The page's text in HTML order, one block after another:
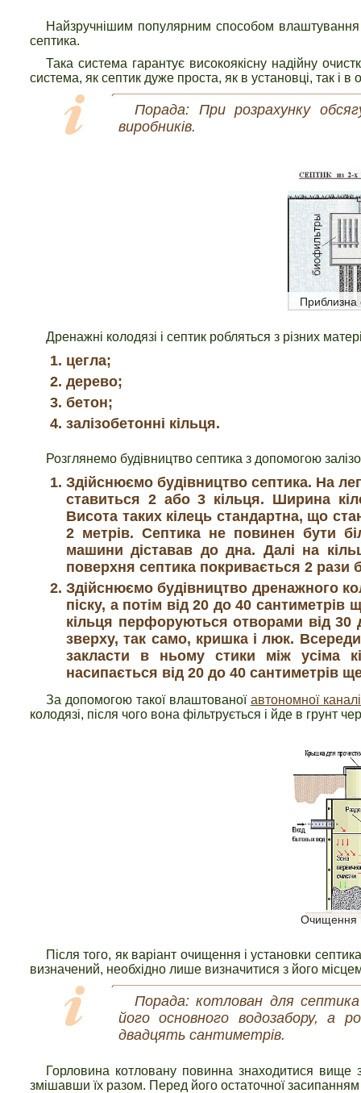
Найзручнішим популярним способом влаштування
септика.
Така система гарантує високоякісну надійну
система, як септик дуже проста, як в установці, так і в
Порада: При розрахунку
виробників.
Приблизна
Дренажні колодязі і септик робляться з різних
цегла;
дерево;
бетон;
залізобетонні кільця.
Розглянемо будівництво септика з допомогою
Здійснюємо будівництво септика. На
ставиться 2 або 3 кільця. Ширина
Висота таких кілець стандартна, що
2 метрів. Септика не повинен бути
машини діставав до дна. Далі на
поверхня септика покривається 2 рази
Здійснюємо будівництво дренажного
піску, а потім від 20 до 40
кільця перфоруються отворами від 30
зверху, так само, кришка і люк.
закласти в ньому стики між усіма
насипається від 20 до 40 сантиметрів
За допомогою такої влаштованої автономної
колодязі, після чого вона фільтрується і йде в грунт
Очищення
Після того, як варіант очищення і установки
визначений, необхідно лише визначитися з його
Порада: котлован для
його основного водозабору, а
двадцять сантиметрів.
Горловина котловану повинна знаходитися вище
змішавши їх разом. Перед його остаточної